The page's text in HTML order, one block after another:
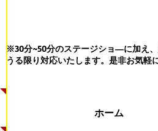
※30分~50分のステージショ―に加え
うる限り対応いたします。 是非お気軽
ホーム